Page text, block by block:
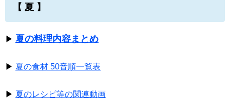
【 夏 】
▶ 夏の料理内容まとめ
▶ 夏の食材 50音順一覧表
▶ 夏のレシピ等の関連動画